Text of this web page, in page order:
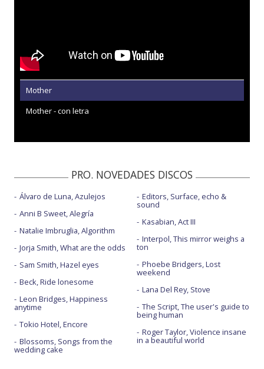
Mother
Mother - con letra
PRO. NOVEDADES DISCOS
Álvaro de Luna, Azulejos
Anni B Sweet, Alegría
Natalie Imbruglia, Algorithm
Jorja Smith, What are the odds
Sam Smith, Hazel eyes
Beck, Ride lonesome
Leon Bridges, Happiness
anytime
Tokio Hotel, Encore
Blossoms, Songs from the
wedding cake
Editors, Surface, echo &
sound
Kasabian, Act III
Interpol, This mirror weighs a
ton
Phoebe Bridgers, Lost
weekend
Lana Del Rey, Stove
The Script, The user's guide to
being human
Roger Taylor, Violence insane
in a beautiful world